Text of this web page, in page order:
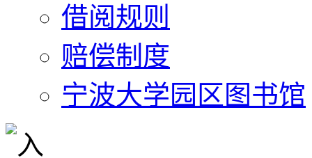
借阅规则
赔偿制度
宁波大学园区图书馆